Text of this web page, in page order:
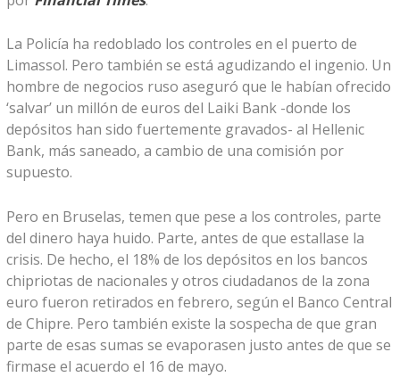
La Policía ha redoblado los controles en el puerto de
Limassol. Pero también se está agudizando el ingenio. Un
hombre de negocios ruso aseguró que le habían ofrecido
‘salvar’ un millón de euros del Laiki Bank -donde los
depósitos han sido fuertemente gravados- al Hellenic
Bank, más saneado, a cambio de una comisión por
supuesto.
Pero en Bruselas, temen que pese a los controles, parte
del dinero haya huido. Parte, antes de que estallase la
crisis. De hecho, el 18% de los depósitos en los bancos
chipriotas de nacionales y otros ciudadanos de la zona
euro fueron retirados en febrero, según el Banco Central
de Chipre. Pero también existe la sospecha de que gran
parte de esas sumas se evaporasen justo antes de que se
firmase el acuerdo el 16 de mayo.